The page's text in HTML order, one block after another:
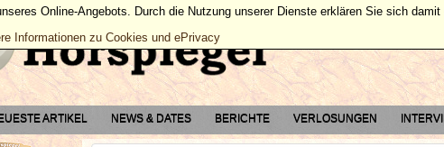
ARTIKEL NEWS & DATES BERICHTE VERLOSUNGEN
Online-Angebots. Durch die Nutzung unserer Dienste erklären Sie sich
Informationen zu Cookies und ePrivacy